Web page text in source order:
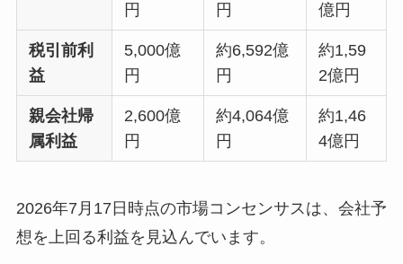
円
円
億円
税引前利
益
5,000億
円
約6,592億
円
約1,59
2億円
親会社帰
属利益
2,600億
円
約4,064億
円
約1,46
4億円
2026年7月17日時点の市場コンセンサスは、会社予
想を上回る利益を見込んでいます。